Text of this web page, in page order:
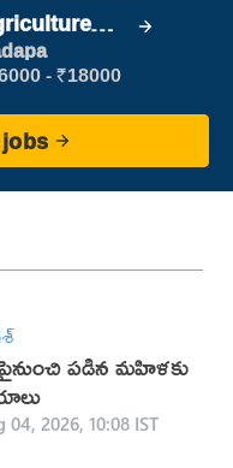
- ₹18000
పైనుంచి పడిన మహిళకు
04, 2026, 10:08 IST